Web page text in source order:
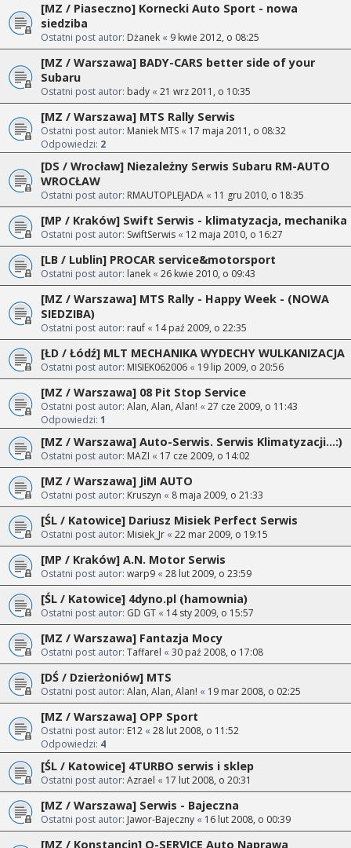
[MZ / Piaseczno] Kornecki Auto Sport - nowa
siedziba
Ostatni post autor: Dżanek « 9 kwie 2012, o 08:25
[MZ / Warszawa] BADY-CARS better side of your
Subaru
Ostatni post autor: bady « 21 wrz 2011, o 10:35
[MZ / Warszawa] MTS Rally Serwis
Ostatni post autor: Maniek MTS « 17 maja 2011, o 08:32
Odpowiedzi: 2
[DS / Wrocław] Niezależny Serwis Subaru RM-AUTO
WROCŁAW
Ostatni post autor: RMAUTOPLEJADA « 11 gru 2010, o 18:35
[MP / Kraków] Swift Serwis - klimatyzacja, mechanika
Ostatni post autor: SwiftSerwis « 12 maja 2010, o 16:27
[LB / Lublin] PROCAR service&motorsport
Ostatni post autor: lanek « 26 kwie 2010, o 09:43
[MZ / Warszawa] MTS Rally - Happy Week - (NOWA
SIEDZIBA)
Ostatni post autor: rauf « 14 paź 2009, o 22:35
[ŁD / Łódź] MLT MECHANIKA WYDECHY WULKANIZACJA
Ostatni post autor: MISIEK062006 « 19 lip 2009, o 20:56
[MZ / Warszawa] 08 Pit Stop Service
Ostatni post autor: Alan, Alan, Alan! « 27 cze 2009, o 11:43
Odpowiedzi: 1
[MZ / Warszawa] Auto-Serwis. Serwis Klimatyzacji...:)
Ostatni post autor: MAZI « 17 cze 2009, o 14:02
[MZ / Warszawa] JiM AUTO
Ostatni post autor: Kruszyn « 8 maja 2009, o 21:33
[ŚL / Katowice] Dariusz Misiek Perfect Serwis
Ostatni post autor: Misiek_Jr « 22 mar 2009, o 19:15
[MP / Kraków] A.N. Motor Serwis
Ostatni post autor: warp9 « 28 lut 2009, o 23:59
[ŚL / Katowice] 4dyno.pl (hamownia)
Ostatni post autor: GD GT « 14 sty 2009, o 15:57
[MZ / Warszawa] Fantazja Mocy
Ostatni post autor: Taffarel « 30 paź 2008, o 17:08
[DŚ / Dzierżoniów] MTS
Ostatni post autor: Alan, Alan, Alan! « 19 mar 2008, o 02:25
[MZ / Warszawa] OPP Sport
Ostatni post autor: E12 « 28 lut 2008, o 11:52
Odpowiedzi: 4
[ŚL / Katowice] 4TURBO serwis i sklep
Ostatni post autor: Azrael « 17 lut 2008, o 20:31
[MZ / Warszawa] Serwis - Bajeczna
Ostatni post autor: Jawor-Bajeczny « 16 lut 2008, o 00:39
[MZ / Konstancin] Q-SERVICE Auto Naprawa